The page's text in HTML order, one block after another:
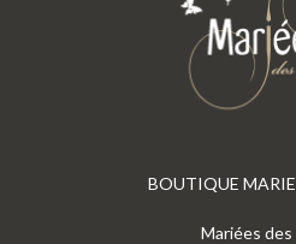
BOUTIQUE
Mariées des